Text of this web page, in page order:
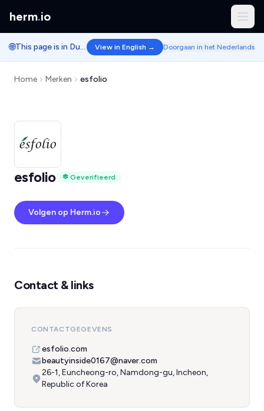
herm.io
🌐 This page is in Dutch. View in English → Doorgaan in het Nederlands
Home Merken esfolio
esfolio Geverifieerd
Volgen op Herm.io
Contact & links
CONTACTGEGEVENS
esfolio.com
beautyinside0167@naver.com
26-1, Euncheong-ro, Namdong-gu, Incheon,
Republic of Korea